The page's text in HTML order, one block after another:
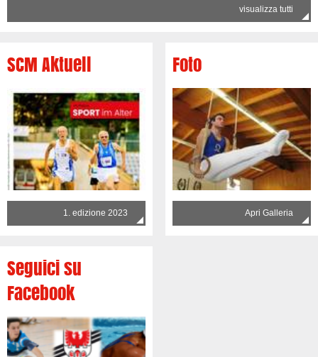
visualizza tutti
SCM Aktuell
1. edizione 2023
Foto
Apri Galleria
Seguici su
Facebook